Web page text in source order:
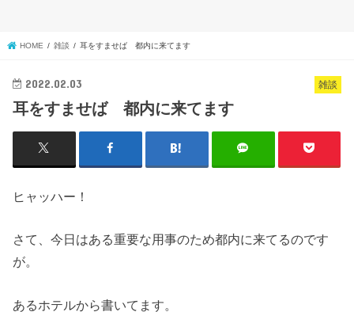
HOME 雑談 耳をすませば 都内に来てます
雑談
2022.02.03
耳をすませば 都内に来てます
ヒャッハー！
さて、今日はある重要な用事のため都内に来てるのです
が。
あるホテルから書いてます。